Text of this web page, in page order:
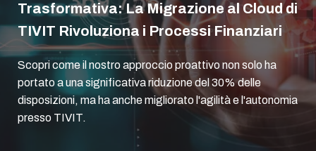
Trasformativa: La Migrazione al Cloud di
TIVIT Rivoluziona i Processi Finanziari
Scopri come il nostro approccio proattivo non solo ha
portato a una significativa riduzione del 30% delle
disposizioni, ma ha anche migliorato l'agilità e l'autonomia
presso TIVIT.